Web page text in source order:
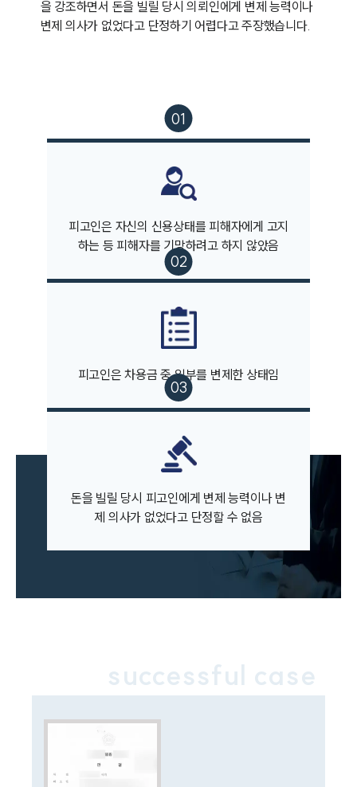
그룹소개
그룹소개
대륜의 강점
오시는 길
글로벌 파트너 로펌
통합검색
AI대륜
업무사례
형사 주요 업무사례
사례분석/최신동향
법률지식인
형사소송·상담후기
업무분야
형사그룹 업무
전체
공지사항
법률 블로그
뉴스레터/브로슈어
을 강조하면서 돈을 빌릴 당시 의뢰인에게 변제 능력이나
변제 의사가 없었다고 단정하기 어렵다고 주장했습니다.
피고인은 자신의 신용상태를 피해자에게 고지
하는 등 피해자를 기망하려고 하지 않았음
피고인은 차용금 중 일부를 변제한 상태임
돈을 빌릴 당시 피고인에게 변제 능력이나 변
제 의사가 없었다고 단정할 수 없음
successful case